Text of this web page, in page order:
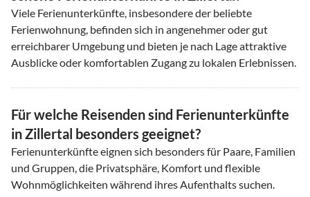
Viele Ferienunterkünfte, insbesondere der beliebte
Ferienwohnung, befinden sich in angenehmer oder gut
erreichbarer Umgebung und bieten je nach Lage attraktive
Ausblicke oder komfortablen Zugang zu lokalen Erlebnissen.
Für welche Reisenden sind Ferienunterkünfte
in Zillertal besonders geeignet?
Ferienunterkünfte eignen sich besonders für Paare, Familien
und Gruppen, die Privatsphäre, Komfort und flexible
Wohnmöglichkeiten während ihres Aufenthalts suchen.